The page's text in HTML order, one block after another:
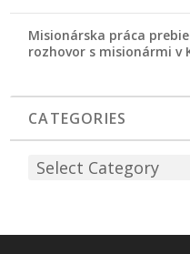
Misionárska práca
rozhovor s misionármi v
CATEGORIES